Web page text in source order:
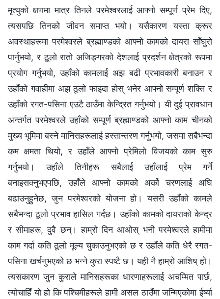
मृत्युको क्षणमा मात्र तिनले परमेश्‍वरलाई आफ्नो सम्पूर्ण प्रेम दिए,
त्यसपछि तिनको जीवन समाप्त भयो। यसैकारण यस्ता क्रूर
अवस्थाहरूमा परमेश्‍वरले ब्रह्माण्डको आफ्नो कामको दायरा साँघुरो
पार्नुभयो, र ठूलो रातो अजिङ्गरको देशलाई प्रदर्शन क्षेत्रको रूपमा
प्रयोग गर्नुभयो, उहाँको कामलाई अझ बढी प्रभावकारी बनाउन र
उहाँको गवाहीमा अझ ठूलो फाइदा होस् भनेर आफ्नो सम्पूर्ण शक्ति र
उहाँको रगत-पसिना एउटै ठाउँमा केन्द्रित गर्नुभयो। यी दुई प्रावधान
अन्तर्गत परमेश्‍वरले उहाँको सम्पूर्ण ब्रह्माण्डको आफ्नो काम चीनको
मुख्य भूमिमा बस्ने मानिसहरूलाई हस्तान्तरण गर्नुभयो, जसमा सबैभन्दा
कम क्षमता थियो, र उहाँले आफ्नो प्रेमिलो विजयको काम सुरु
गर्नुभयो। उहाँले तिनीहरू सबैलाई उहाँलाई प्रेम गर्ने
बनाइसक्नुभएपछि, उहाँले आफ्नो कामको अर्को चरणलाई अघि
बढाउनुहुनेछ, जुन परमेश्‍वरको योजना हो। यसरी उहाँको कामले
सबैभन्दा ठूलो प्रभाव हासिल गर्दछ। उहाँको कामको दायराको केन्द्र
र सीमाहरू, दुवै छन्। हाम्रो दिन आओस् भनी परमेश्‍वरले हामीमा
काम गर्दा कति ठूलो मूल्य चुकाउनुभएको छ र उहाँले कति धेरै रगत-
पसिना खर्चनुभएको छ भन्‍ने कुरा स्पष्टै छ। यही नै हाम्रो आशिष् हो।
त्यसकारण जुन कुराले मानिसहरूका धारणाहरूलाई अचम्मित पार्छ,
त्‍योचाहिँ यो हो कि पश्चिमीहरूले हामी असल ठाउँमा जन्मिएकोमा ईर्ष्या